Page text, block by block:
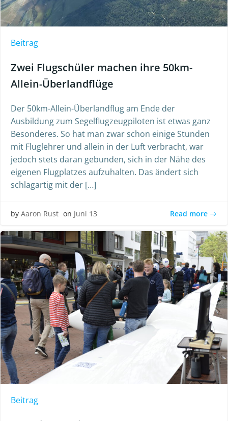
Beitrag
Zwei Flugschüler machen ihre 50km-
Allein-Überlandflüge
Der 50km-Allein-Überlandflug am Ende der
Ausbildung zum Segelflugzeugpiloten ist etwas ganz
Besonderes. So hat man zwar schon einige Stunden
mit Fluglehrer und allein in der Luft verbracht, war
jedoch stets daran gebunden, sich in der Nähe des
eigenen Flugplatzes aufzuhalten. Das ändert sich
schlagartig mit der […]
by Aaron Rust on Juni 13 Read more
Beitrag